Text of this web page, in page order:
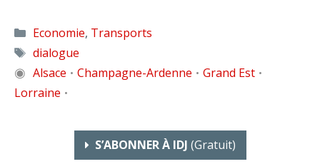
Catégories
Economie, Transports
Étiquettes
dialogue
◉ Alsace • Champagne-Ardenne • Grand Est •
Lorraine •
S’ABONNER À IDJ (gratuit)